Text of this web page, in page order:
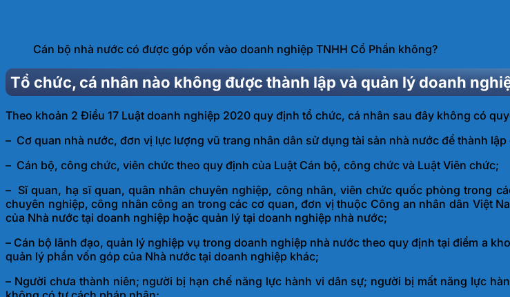
Cán bộ nhà nước có được góp vốn vào doanh nghiệp TNHH Cổ Phần không?
Tổ chức, cá nhân nào không được thành lập và quản lý doanh
Theo khoản 2 Điều 17 Luật doanh nghiệp 2020 quy định tổ chức, cá nhân sau đây không có
– Cơ quan nhà nước, đơn vị lực lượng vũ trang nhân dân sử dụng tài sản nhà nước để thành
– Cán bộ, công chức, viên chức theo quy định của Luật Cán bộ, công chức và Luật Viên chức;
– Sĩ quan, hạ sĩ quan, quân nhân chuyên nghiệp, công nhân, viên chức quốc phòng trong
chuyên nghiệp, công nhân công an trong các cơ quan, đơn vị thuộc Công an nhân dân Việt
của Nhà nước tại doanh nghiệp hoặc quản lý tại doanh nghiệp nhà nước;
– Cán bộ lãnh đạo, quản lý nghiệp vụ trong doanh nghiệp nhà nước theo quy định tại điểm a
quản lý phần vốn góp của Nhà nước tại doanh nghiệp khác;
– Người chưa thành niên; người bị hạn chế năng lực hành vi dân sự; người bị mất năng lực